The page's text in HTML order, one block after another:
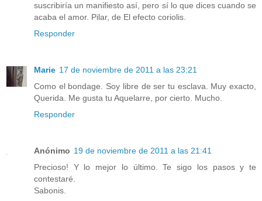
suscribiría un manifiesto así, pero sí lo que dices cuando se
acaba el amor. Pilar, de El efecto coriolis.
Responder
Marie 17 de noviembre de 2011 a las 23:21
Como el bondage. Soy libre de ser tu esclava. Muy exacto,
Querida. Me gusta tu Aquelarre, por cierto. Mucho.
Responder
Anónimo 19 de noviembre de 2011 a las 21:41
Precioso! Y lo mejor lo último. Te sigo los pasos y te
contestaré.
Sabonis.